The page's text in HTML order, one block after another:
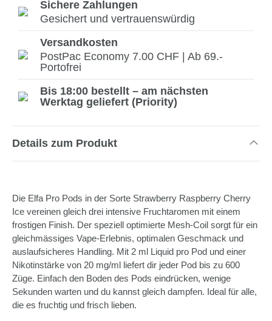
Sichere Zahlungen
Gesichert und vertrauenswürdig
Versandkosten
PostPac Economy 7.00 CHF | Ab 69.-
Portofrei
Bis 18:00 bestellt – am nächsten
Werktag geliefert (Priority)
Details zum Produkt
Die Elfa Pro Pods in der Sorte Strawberry Raspberry Cherry
Ice vereinen gleich drei intensive Fruchtaromen mit einem
frostigen Finish. Der speziell optimierte Mesh-Coil sorgt für ein
gleichmässiges Vape-Erlebnis, optimalen Geschmack und
auslaufsicheres Handling. Mit 2 ml Liquid pro Pod und einer
Nikotinstärke von 20 mg/ml liefert dir jeder Pod bis zu 600
Züge. Einfach den Boden des Pods eindrücken, wenige
Sekunden warten und du kannst gleich dampfen. Ideal für alle,
die es fruchtig und frisch lieben.